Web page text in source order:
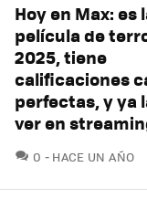
Hoy en Max: es
película de
2025, tiene
calificaciones
perfectas, y ya
ver en
0 COMENTARIOS
HACE UN AÑO